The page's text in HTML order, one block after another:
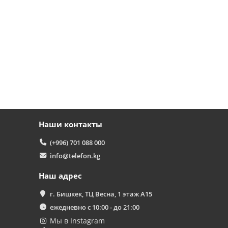
Наши контакты
(+996) 701 088 000
info@telefon.kg
Наш адрес
г. Бишкек, ТЦ Весна, 1 этаж А15
ежедневно с 10:00 - до 21:00
Мы в Instagram